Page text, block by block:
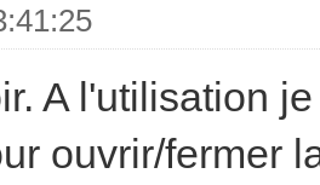
A l'utilisation
ouvrir/fermer